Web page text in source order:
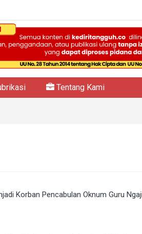
Tentang Kami